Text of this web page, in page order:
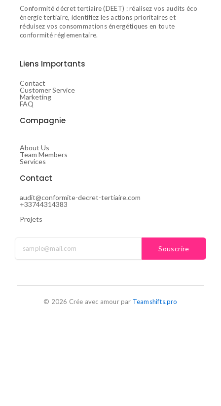
Conformité décret tertiaire (DEET) : réalisez vos audits éco
énergie tertiaire, identifiez les actions prioritaires et
réduisez vos consommations énergétiques en toute
conformité réglementaire.
Liens Importants
Contact
Customer Service
Marketing
FAQ
Compagnie
About Us
Team Members
Services
Contact
audit@conformite-decret-tertiaire.com
+33744314383
Projets
Souscrire
© 2026 Crée avec amour par Teamshifts.pro